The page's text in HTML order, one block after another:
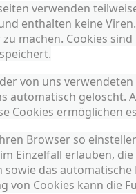
verwenden
enthalten keine
machen. Cookies
von uns verwendeten
automatisch gelöscht.
Cookies ermöglichen
Browser so
Einzelfall erlauben,
sowie das
von Cookies kann die